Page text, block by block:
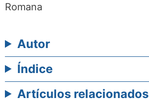
Romana
Autor
Índice
Artículos relacionados